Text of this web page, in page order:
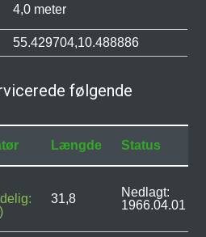
4,0 meter
55.429704,10.488886
følgende
Længde Status
31,8
Nedlagt:
1966.04.01